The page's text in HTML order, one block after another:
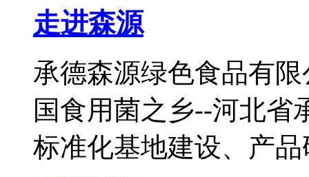
走进森源
承德森源绿色食品有
国食用菌之乡--河北省
标准化基地建设、产